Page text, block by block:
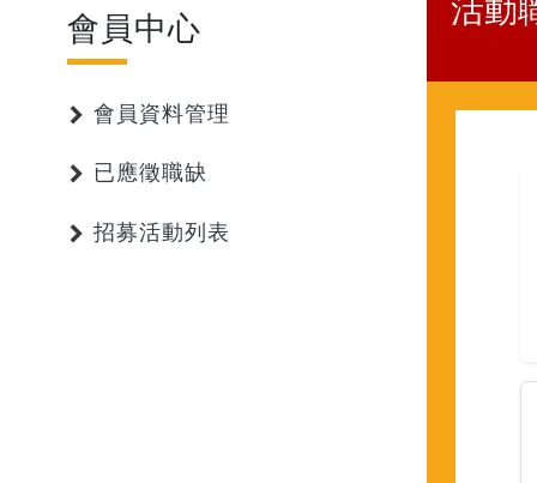
會員中心
會員資料管理
已應徵職缺
招募活動列表